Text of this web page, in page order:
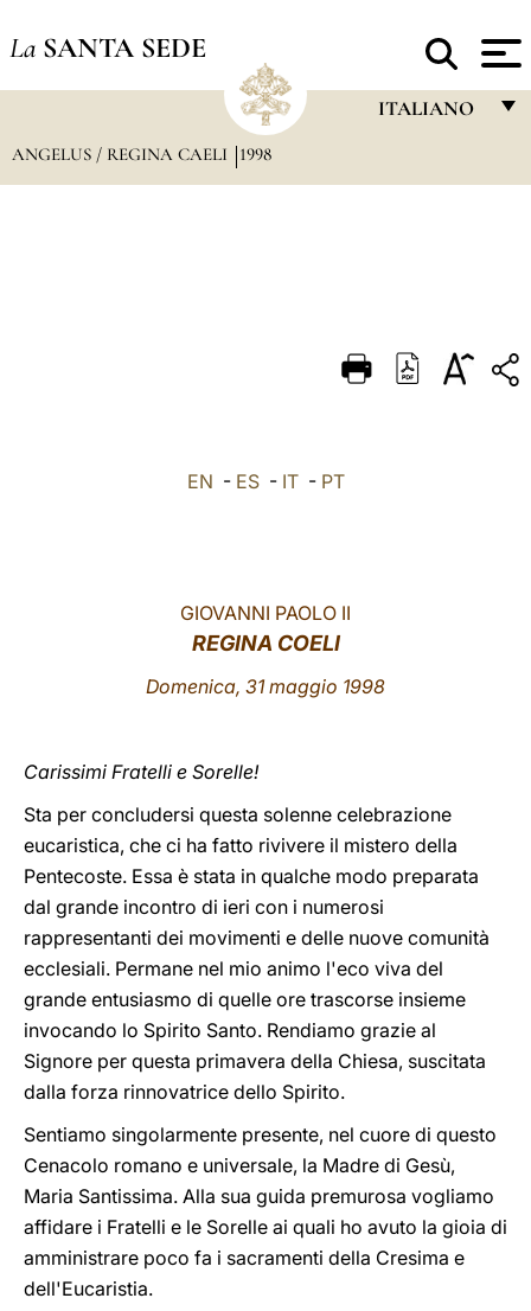
La SANTA SEDE
ITALIANO
DEUTSCH
ANGELUS / REGINA CAELI 1998
EN - ES- IT- PT
GIOVANNI PAOLO II
REGINA COELI
Domenica, 31 maggio 1998
Carissimi Fratelli e Sorelle!
Sta per concludersi questa solenne celebrazione
eucaristica, che ci ha fatto rivivere il mistero della
Pentecoste. Essa è stata in qualche modo preparata
dal grande incontro di ieri con i numerosi
rappresentanti dei movimenti e delle nuove comunità
ecclesiali. Permane nel mio animo l'eco viva del
grande entusiasmo di quelle ore trascorse insieme
invocando lo Spirito Santo. Rendiamo grazie al
Signore per questa primavera della Chiesa, suscitata
dalla forza rinnovatrice dello Spirito.
Sentiamo singolarmente presente, nel cuore di questo
Cenacolo romano e universale, la Madre di Gesù,
Maria Santissima. Alla sua guida premurosa vogliamo
affidare i Fratelli e le Sorelle ai quali ho avuto la gioia di
amministrare poco fa i sacramenti della Cresima e
dell'Eucaristia.